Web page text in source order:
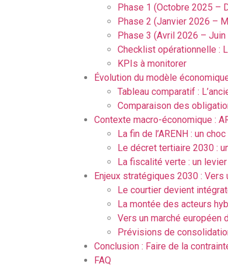
Phase 1 (Octobre 2025 –
Phase 2 (Janvier 2026 –
Phase 3 (Avril 2026 –
Checklist opérationnelle :
KPIs à monitorer
Évolution du modèle
Tableau comparatif :
Comparaison des
Contexte macro-économique :
La fin de l’ARENH : un
Le décret tertiaire 2030 :
La fiscalité verte : un
Enjeux stratégiques 2030 :
Le courtier devient
La montée des acteurs
Vers un marché européen
Prévisions de
Conclusion : Faire de la
FAQ